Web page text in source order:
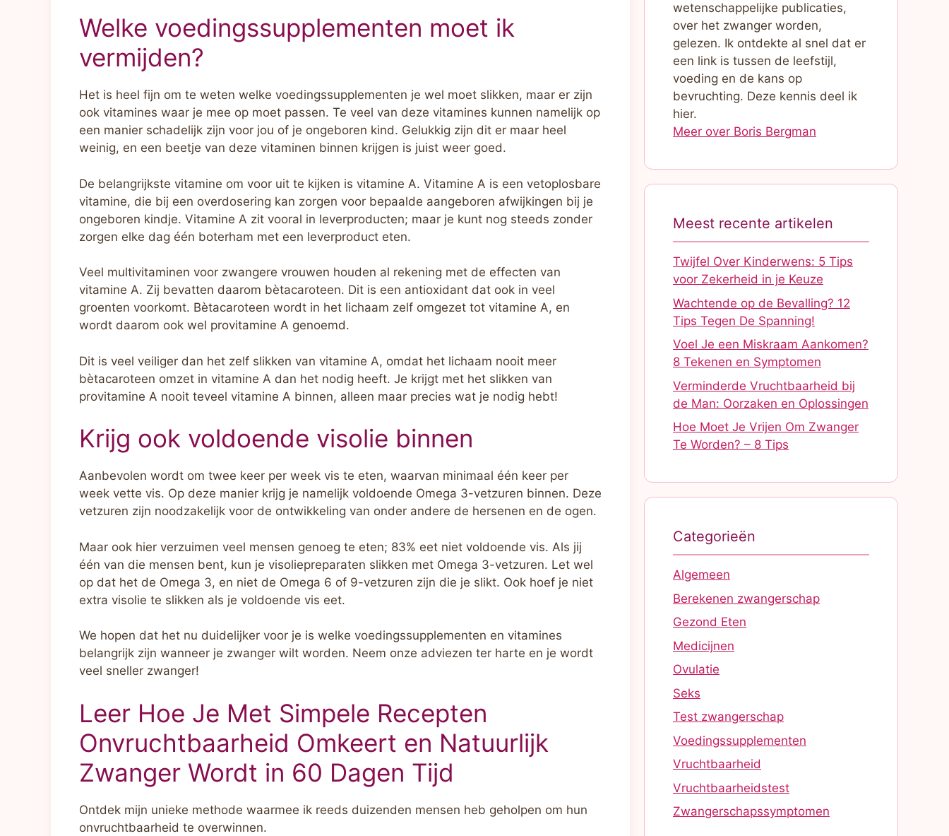
Welke voedingssupplementen moet ik
vermijden?
Het is heel fijn om te weten welke voedingssupplementen je wel moet slikken, maar er zijn
ook vitamines waar je mee op moet passen. Te veel van deze vitamines kunnen namelijk op
een manier schadelijk zijn voor jou of je ongeboren kind. Gelukkig zijn dit er maar heel
weinig, en een beetje van deze vitaminen binnen krijgen is juist weer goed.
De belangrijkste vitamine om voor uit te kijken is vitamine A. Vitamine A is een vetoplosbare
vitamine, die bij een overdosering kan zorgen voor bepaalde aangeboren afwijkingen bij je
ongeboren kindje. Vitamine A zit vooral in leverproducten; maar je kunt nog steeds zonder
zorgen elke dag één boterham met een leverproduct eten.
Veel multivitaminen voor zwangere vrouwen houden al rekening met de effecten van
vitamine A. Zij bevatten daarom bètacaroteen. Dit is een antioxidant dat ook in veel
groenten voorkomt. Bètacaroteen wordt in het lichaam zelf omgezet tot vitamine A, en
wordt daarom ook wel provitamine A genoemd.
Dit is veel veiliger dan het zelf slikken van vitamine A, omdat het lichaam nooit meer
bètacaroteen omzet in vitamine A dan het nodig heeft. Je krijgt met het slikken van
provitamine A nooit teveel vitamine A binnen, alleen maar precies wat je nodig hebt!
Krijg ook voldoende visolie binnen
Aanbevolen wordt om twee keer per week vis te eten, waarvan minimaal één keer per
week vette vis. Op deze manier krijg je namelijk voldoende Omega 3-vetzuren binnen. Deze
vetzuren zijn noodzakelijk voor de ontwikkeling van onder andere de hersenen en de ogen.
Maar ook hier verzuimen veel mensen genoeg te eten; 83% eet niet voldoende vis. Als jij
één van die mensen bent, kun je visoliepreparaten slikken met Omega 3-vetzuren. Let wel
op dat het de Omega 3, en niet de Omega 6 of 9-vetzuren zijn die je slikt. Ook hoef je niet
extra visolie te slikken als je voldoende vis eet.
We hopen dat het nu duidelijker voor je is welke voedingssupplementen en vitamines
belangrijk zijn wanneer je zwanger wilt worden. Neem onze adviezen ter harte en je wordt
veel sneller zwanger!
Leer Hoe Je Met Simpele Recepten
Onvruchtbaarheid Omkeert en Natuurlijk
Zwanger Wordt in 60 Dagen Tijd
Ontdek mijn unieke methode waarmee ik reeds duizenden mensen heb geholpen om hun
onvruchtbaarheid te overwinnen.
wetenschappelijke publicaties,
over het zwanger worden,
gelezen. Ik ontdekte al snel dat er
een link is tussen de leefstijl,
voeding en de kans op
bevruchting. Deze kennis deel ik
hier.
Meer over Boris Bergman
Meest recente artikelen
Twijfel Over Kinderwens: 5 Tips
voor Zekerheid in je Keuze
Wachtende op de Bevalling? 12
Tips Tegen De Spanning!
Voel Je een Miskraam Aankomen?
8 Tekenen en Symptomen
Verminderde Vruchtbaarheid bij
de Man: Oorzaken en Oplossingen
Hoe Moet Je Vrijen Om Zwanger
Te Worden? – 8 Tips
Categorieën
Algemeen
Berekenen zwangerschap
Gezond Eten
Medicijnen
Ovulatie
Seks
Test zwangerschap
Voedingssupplementen
Vruchtbaarheid
Vruchtbaarheidstest
Zwangerschapssymptomen